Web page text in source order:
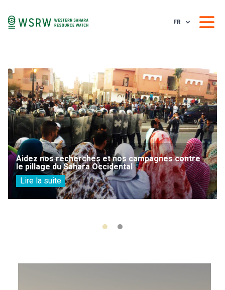
FR
Aidez nos recherches et nos campagnes contre
le pillage du Sahara Occidental
Lire la suite